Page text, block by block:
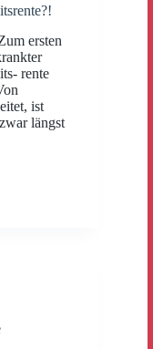
ersten
rente
ist
längst